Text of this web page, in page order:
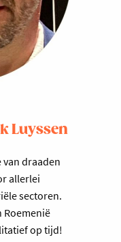
Luyssen
draaden
allerlei
sectoren.
Roemenië
op tijd!